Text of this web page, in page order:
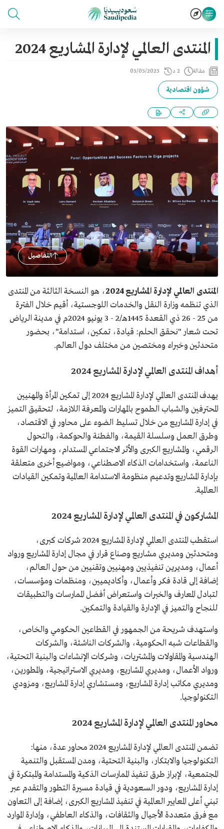
المنتدى العالمي لإدارة المشاريع 2024
مقالة 2 د 05/05/2025
شؤون اقتصادية
التفاصيل
المنتدى العالمي لإدارة المشاريع 2024
، هو النسخة الثالثة من المنتدى
الذي تنظمه وزارة النقل والخدمات اللوجستية، أقيم خلال الفترة
من 25 - 26 ذي القعدة 1445هـ/2 - 3 يونيو 2024م في مدينة الرياض
تحت شعار "نحقق الحلم: قيادة، تمكين، استدامة"، بحضور
متحدثين وخبراء ومختصين من مختلف دول العالم.
أهداف المنتدى العالمي لإدارة المشاريع 2024
يهدف المنتدى العالمي لإدارة المشاريع 2024 إلى تمكين المرأة والمهنيين
المحترفين والشباب الطموح بالمهارات والمعرفة اللازمة، لتحقيق التميز
في إدارة المشاريع من خلال تسليط الضوء على محاور في الاقتصاد،
وطرق العمل وسلسلة القيمة، والفطنة والحوكمة، والتحول
الرقمي، والمشاريع الكبرى والأثر الاجتماعي المستدام، ومهارات القوة
الناعمة، واستخدامات الذكاء الاصطناعي، ومواضيع أخرى متعلقة
بإدارة المشاريع وتدعيم منظومة الاستدامة العالمية وتمكين القيادات
العالمية.
المشاركون في المنتدى العالمي لإدارة المشاريع 2024
استقطب المنتدى العالمي لإدارة المشاريع 2024 شركات كبرى،
ومتحدثين ومديري مشاريع وصناع قرار في مجال إدارة المشاريع ورواد
أعمال، ومديرين تنفيذيين ومهنيين وتقنيين من حول العالم،
إضافة إلى قادة فكر وأعمال، وأكاديميين، ومنظمات ومؤسسات،
لتبادل المعارف والخبرات واستعراض أفضل الممارسات والتطبيقات
للنجاح والتميز في الإدارة والقيادة والتمكين.
واستهدف شريحة من الجمهور في القطاعين الحكومي والخاص،
والقطاعات شبه الحكومية، والشركات الناشئة، والشركات
الهندسية والمقاولات والمشتريات، وشركات الإنشاءات والبنية التحتية،
ورواد الأعمال، ومديري المشاريع، ومديري الاستراتيجية، والمطورين،
ومديري مكاتب إدارة المشاريع، ومستشاري إدارة المشاريع، ومزودي
التكنولوجيا.
محاور المنتدى العالمي لإدارة المشاريع 2024
تضمن المنتدى العالمي لإدارة المشاريع 2024 محاور عدة، منها:
التكنولوجيا والابتكار، والبنية التحتية، ومدن المستقبل والتنمية
المجتمعية، لإبراز طرق تنفيذ الممارسات الذكية والمستدامة والمبتكرة في
إدارة المشاريع، ودور السعودية في قيادة مسيرة التطور والتقدم عبر
تبني أعلى المعايير العالمية في تنفيذ المشاريع الكبرى، إضافة إلى التعاون
مع فرق متعددة الأجيال والثقافات، والذكاء العاطفي، وإدارة الموارد